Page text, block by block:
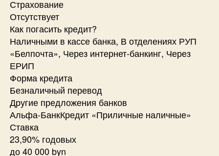
Страхование
Отсутствует
Как погасить кредит?
Наличными в кассе банка, В отделениях РУП
«Белпочта», Через интернет-банкинг, Через
ЕРИП
Форма кредита
Безналичный перевод
Другие предложения банков
Альфа-БанкКредит «Приличные наличные»
Ставка
23,90% годовых
до 40 000 byn